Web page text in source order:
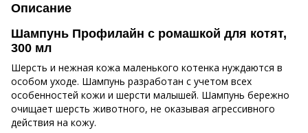
Описание
Шампунь Профилайн с ромашкой для котят,
300 мл
Шерсть и нежная кожа маленького котенка нуждаются в
особом уходе. Шампунь разработан с учетом всех
особенностей кожи и шерсти малышей. Шампунь бережно
очищает шерсть животного, не оказывая агрессивного
действия на кожу.